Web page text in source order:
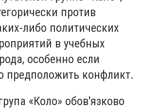
против
либо политических
в учебных
особенно если
предположить конфликт.
«Коло» обов'язково